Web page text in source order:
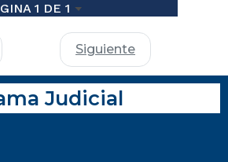
1 DE 1
Siguiente
Judicial